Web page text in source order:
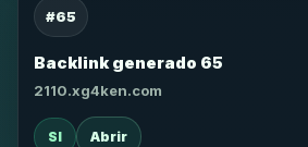
#65
Backlink generado 65
2110.xg4ken.com
SI Abrir